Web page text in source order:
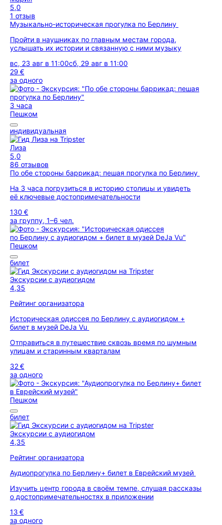
5,0
1 отзыв
Музыкально-историческая прогулка по Берлину
Пройти в наушниках по главным местам города,
услышать их истории и связанную с ними музыку
вс, 23 авг в 11:00сб, 29 авг в 11:00
29 €
за одного
3 часа
Пешком
индивидуальная
Лиза
5,0
86 отзывов
По обе стороны баррикад: пешая прогулка по Берлину
На 3 часа погрузиться в историю столицы и увидеть
её ключевые достопримечательности
130 €
за группу, 1–6 чел.
Пешком
билет
Экскурсии с аудиогидом
4,35
Рейтинг организатора
Историческая одиссея по Берлину с аудиогидом +
билет в музей DeJa Vu
Отправиться в путешествие сквозь время по шумным
улицам и старинным кварталам
32 €
за одного
Пешком
билет
Экскурсии с аудиогидом
4,35
Рейтинг организатора
Аудиопрогулка по Берлину+ билет в Еврейский музей
Изучить центр города в своём темпе, слушая рассказы
о достопримечательностях в приложении
13 €
за одного